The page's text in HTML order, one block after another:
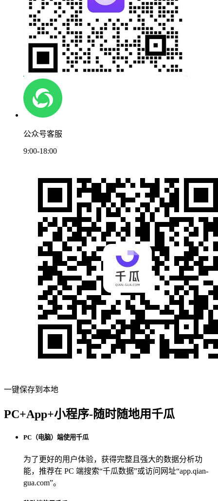
公众号客服
9:00-18:00
一键保存到本地
PC+App+小程序-随时随地用千瓜
PC（电脑）端使用千瓜
为了更好的用户体验，获得完整且强大的数据分析功
能，推荐在 PC 端搜索“千瓜数据”或访问网址“app.qian-
gua.com”。